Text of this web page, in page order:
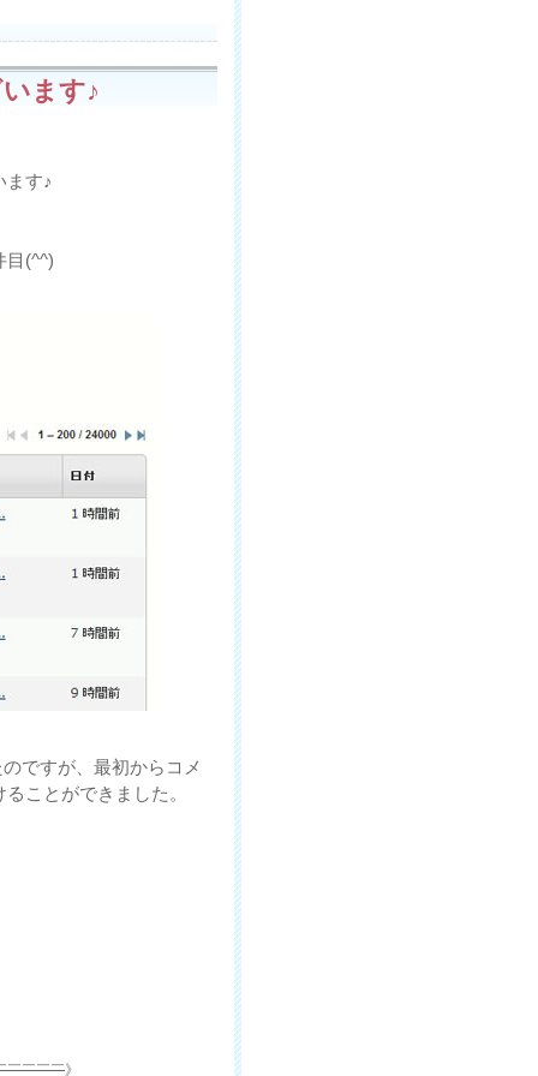
ます♪
ます♪
目(^^)
ですが、最初からコメ
ことができました。
￣￣￣￣》